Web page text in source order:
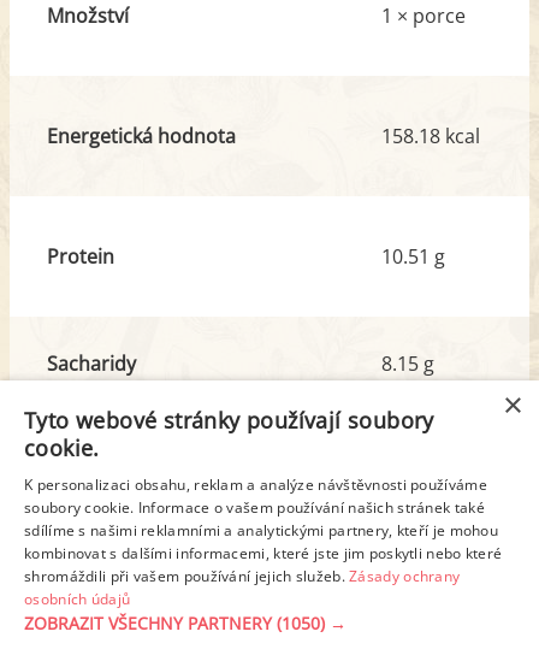
Množství 1 × porce
Energetická hodnota 158.18 kcal
Protein 10.51 g
Sacharidy
z toho cukr
8.15 g
3.62 g
Tuk
z toho nas. mastné kyseliny
8.45 g
2.06 g
Detailní rozpis
×
Tyto webové stránky používají soubory
cookie.
K personalizaci obsahu, reklam a analýze návštěvnosti používáme
soubory cookie. Informace o vašem používání našich stránek také
sdílíme s našimi reklamními a analytickými partnery, kteří je mohou
kombinovat s dalšími informacemi, které jste jim poskytli nebo které
shromáždili při vašem používání jejich služeb.Zásady ochrany
osobních údajů
ZOBRAZIT VŠECHNY PARTNERY(1050) →